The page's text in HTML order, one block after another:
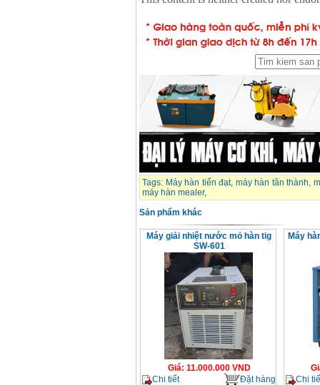
Tags: Máy hàn tiến đạt, máy hàn tân thành,
máy hàn mealer,
Sản phẩm khác
Máy giải nhiệt nước mỏ hàn tig
SW-601
Giá: 11.000.000VND
Chi tiết
Đặt hàng
Máy
Chi